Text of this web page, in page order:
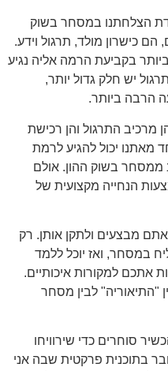
הצלחתנו במסחר בשוק
כישרון מולד, תרגול וידע.
בקביעת הרמה אליה נגיע
יש חלק גדול יותר,
הרבה ביותר.
מרכיב התרגול והן רכישת
מאתנו יכול להגיע לרמת
בשוק ההון. אולם
הנחייה מקצועית של
מבצעים ולתקן אותן. רק
במסחר, ואז יוכל ללמד
אתכם למקורות איכותיים.
"התיאוריה" לבין מסחר
סוחרים כדי שירוויחו
בתוכנית פרקטית שבה אני